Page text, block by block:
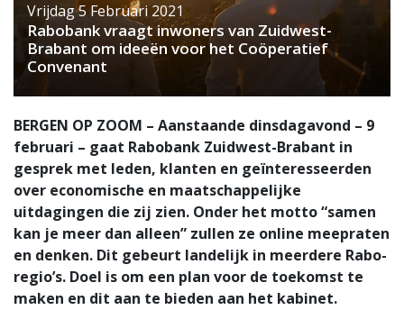
Vrijdag 5 Februari 2021
Rabobank vraagt inwoners van Zuidwest-
Brabant om ideeën voor het Coöperatief
Convenant
BERGEN OP ZOOM – Aanstaande dinsdagavond – 9
februari – gaat Rabobank Zuidwest-Brabant in
gesprek met leden, klanten en geïnteresseerden
over economische en maatschappelijke
uitdagingen die zij zien. Onder het motto “samen
kan je meer dan alleen” zullen ze online meepraten
en denken. Dit gebeurt landelijk in meerdere Rabo-
regio’s. Doel is om een plan voor de toekomst te
maken en dit aan te bieden aan het kabinet.